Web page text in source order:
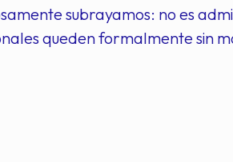
subrayamos: no es
queden formalmente sin